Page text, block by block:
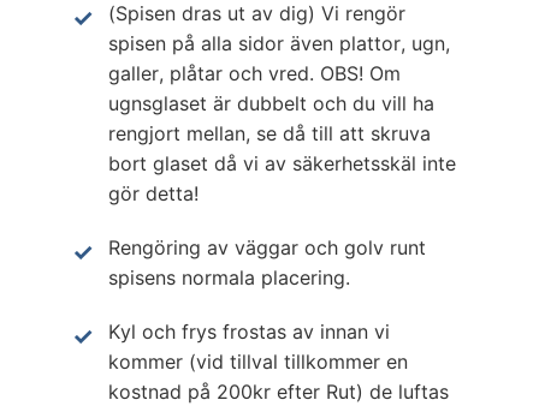
(Spisen dras ut av dig) Vi rengör
spisen på alla sidor även plattor, ugn,
galler, plåtar och vred. OBS! Om
ugnsglaset är dubbelt och du vill ha
rengjort mellan, se då till att skruva
bort glaset då vi av säkerhetsskäl inte
gör detta!
Rengöring av väggar och golv runt
spisens normala placering.
Kyl och frys frostas av innan vi
kommer (vid tillval tillkommer en
kostnad på 200kr efter Rut) de luftas